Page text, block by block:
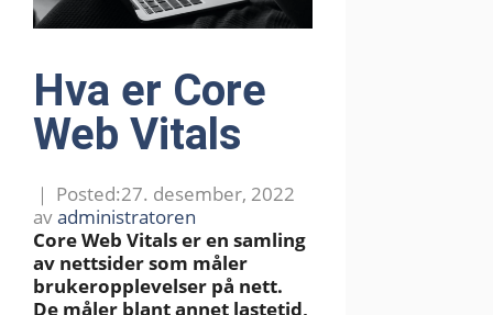
Hva er Core
Web Vitals
27. desember, 2022
avadministratoren
Core Web Vitalser en samling
av nettsider som måler
brukeropplevelser på nett.
De måler blant annet lastetid,